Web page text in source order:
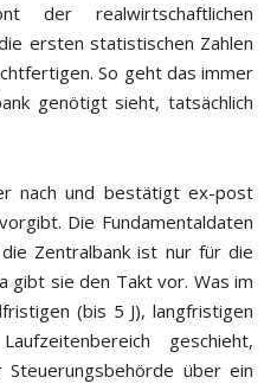
der realwirtschaftlichen
ersten statistischen Zahlen
So geht das immer
genötigt sieht, tatsächlich
nach und bestätigt ex-post
Die Fundamentaldaten
Zentralbank ist nur für die
gibt sie den Takt vor. Was im
(bis 5 J), langfristigen
geschieht,
über ein